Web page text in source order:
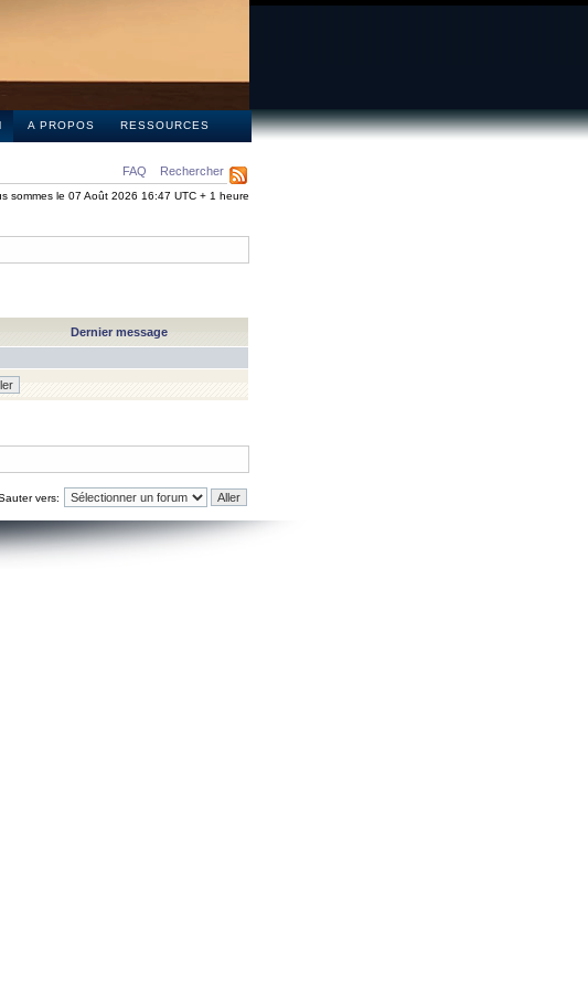
A PROPOS RESSOURCES
FAQ Rechercher
sommes le 07 Août 2026 16:47 UTC + 1 heure
Dernier message
vers: